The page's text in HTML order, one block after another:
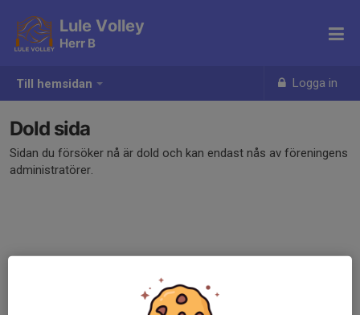
Till hemsidan Logga in
Lule Volley
Herr B
Dold sida
Sidan du försöker nå är dold och kan endast nås av föreningens
administratörer.